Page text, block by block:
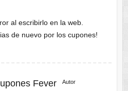
al escribirlo en la web.
de nuevo por los cupones!
Fever Autor